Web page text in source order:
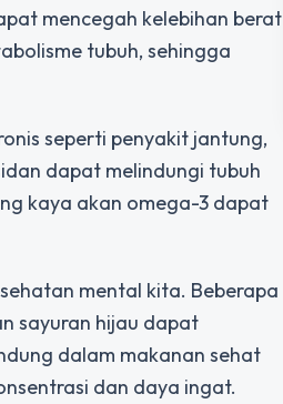
mencegah kelebihan berat
tubuh, sehingga
seperti penyakit jantung,
dapat melindungi tubuh
kaya akan omega-3 dapat
mental kita. Beberapa
sayuran hijau dapat
dalam makanan sehat
dan daya ingat.